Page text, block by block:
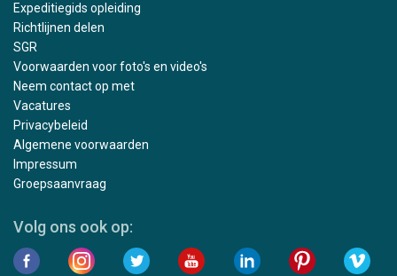
Expeditiegids opleiding
Richtlijnen delen
SGR
Voorwaarden voor foto's en video's
Neem contact op met
Vacatures
Privacybeleid
Algemene voorwaarden
Impressum
Groepsaanvraag
Volg ons ook op: